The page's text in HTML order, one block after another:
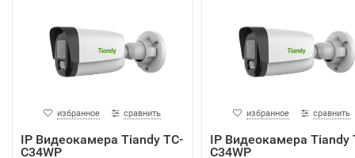
избранное сравнить
IP Видеокамера Tiandy TC-
C34WP
избранное сравнить
IP Видеокамера Tiandy
C34WP